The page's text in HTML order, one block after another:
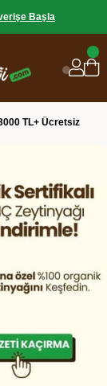
Başla
TL+ Ücretsiz